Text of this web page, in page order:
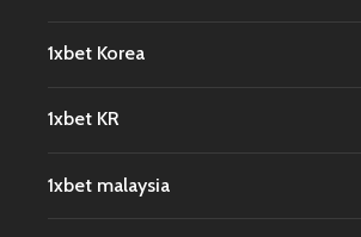
1xbet Korea
1xbet KR
1xbet malaysia